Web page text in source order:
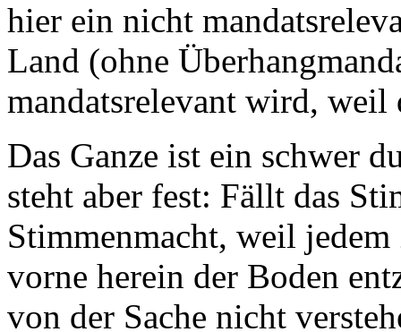
hier ein nicht
Land (ohne
mandatsrelevant wird,
Das Ganze ist ein schwer
steht aber fest: Fällt das
Stimmenmacht, weil
vorne herein der Boden
von der Sache nicht